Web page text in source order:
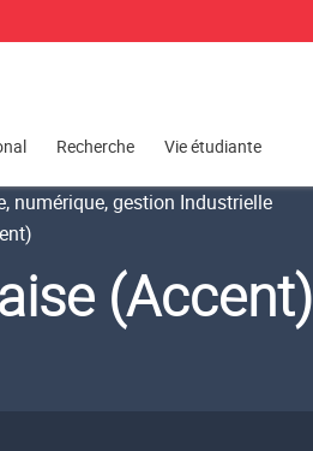
Recherche Vie étudiante
numérique, gestion Industrielle
(Accent)